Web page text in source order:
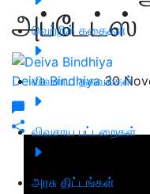
வெற்றிக் கதைகள்
விவசாய தகவல்கள்
விவசாய பட்டறைகள்
அரசு திட்டங்கள்
அப்டேட்ஸ்
Deiva Bindhiya30